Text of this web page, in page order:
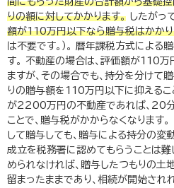
りの額に対してかかります。 したがって
額が110万円以下なら贈与税はかか
は不要です。）。 暦年課税方式による
す。 不動産の場合は、評価額が110 万
ますが、その場合でも、持分を分けて贈
りの贈与額を 110 万円以下に抑えるこ
が2200 万円の不動産であれば、 20
ことで、贈与税がかからなくなります
して贈与しても、贈与による持分の変
成立を税務署に認めてもらうことは難
められなければ、贈与したつもりの
留まったままであり、相続が開始され